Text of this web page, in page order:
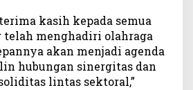
kasih kepada semua
telah menghadiri olahraga
akan menjadi agenda
hubungan sinergitas dan
lintas sektoral,”